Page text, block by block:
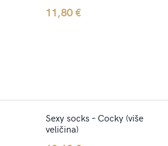
11,80€
Sexy socks – Cocky (više
veličina)